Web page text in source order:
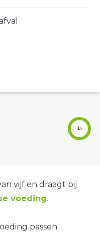
Ja
vijf en draagt bij
voeding.
passen